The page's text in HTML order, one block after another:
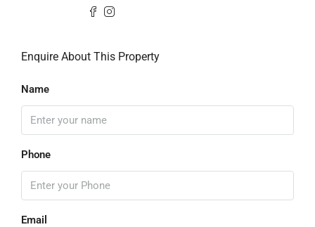
Enquire About This Property
Name
Phone
Email